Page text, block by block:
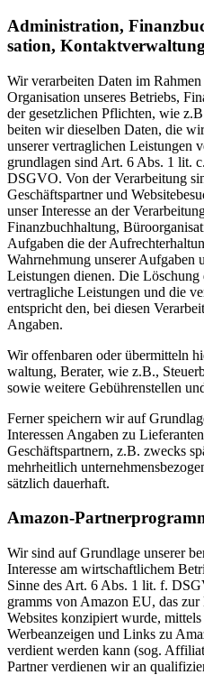
Adminis­tration,
sation, Kontakt­ver­waltung
Wir verar­beiten Daten im
Organi­sation unseres Betriebs,
der gesetz­lichen Pflichten, wie
beiten wir dieselben Daten, die
unserer vertrag­lichen Leistungen
grund­lagen sind Art. 6 Abs. 1 lit.
DSGVO. Von der Verar­beitung
Geschäfts­partner und
unser Interesse an der
Finanz­buch­haltung,
Aufgaben die der
Wahrnehmung unserer Aufgaben
Leistungen dienen. Die
vertrag­liche Leistungen und die
entspricht den, bei diesen
Angaben.
Wir offen­baren oder übermitteln
waltung, Berater, wie z.B.,
sowie weitere Gebüh­ren­stellen
Ferner speichern wir auf
Inter­essen Angaben zu
Geschäfts­partnern, z.B. zwecks
mehrheitlich
sätzlich dauerhaft.
Amazon-
Wir sind auf Grundlage unserer
Interesse am wirtschaft­lichem
Sinne des Art. 6 Abs. 1 lit. f.
gramms von Amazon EU, das
Websites konzi­piert wurde,
Werbe­an­zeigen und Links zu
verdient werden kann (sog.
Partner verdienen wir an